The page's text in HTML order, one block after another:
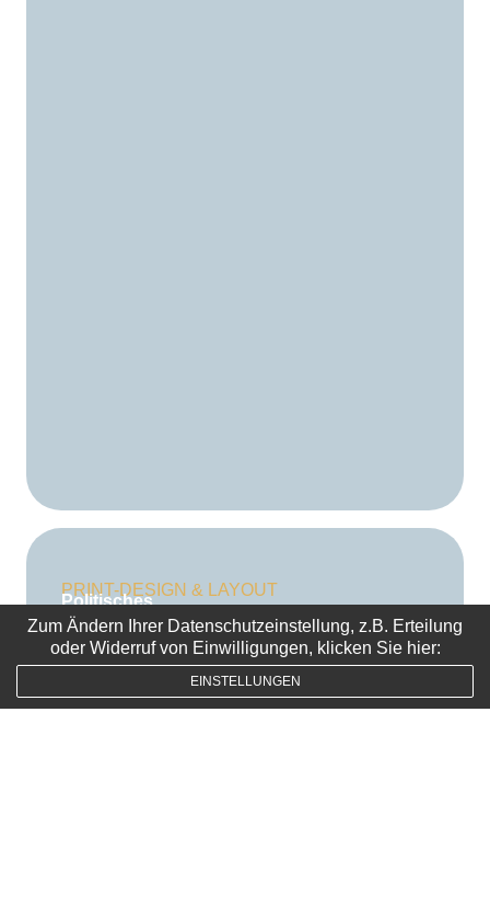
PRINT-DESIGN & LAYOUT
Politisches
Kommunikationskonzept
Zum Ändern Ihrer Datenschutzeinstellung, z.B. Erteilung
oder Widerruf von Einwilligungen, klicken Sie hier:
EINSTELLUNGEN